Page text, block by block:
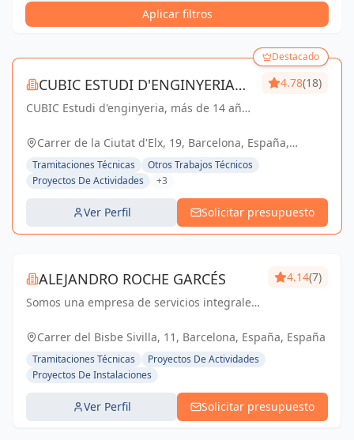
Aplicar filtros
Destacado
CUBIC ESTUDI D'ENGINYERIA
S.L.
CUBIC Estudi d'enginyeria, más de 14 años
Ingeniería con una trayectoria sólida y
4.78(18)
Carrer de la Ciutat d'Elx, 19, Barcelona, España,
España
Tramitaciones Técnicas
Otros Trabajos Técnicos
Proyectos De Actividades
+3
Ver Perfil Solicitar presupuesto
ALEJANDRO ROCHE GARCÉS
Somos una empresa de servicios integrales
necesidades técnicas de nuestr@s clientes
conocimie...
4.14(7)
Carrer del Bisbe Sivilla, 11, Barcelona, España, España
Tramitaciones Técnicas
Proyectos De Actividades
Proyectos De Instalaciones
Ver Perfil Solicitar presupuesto